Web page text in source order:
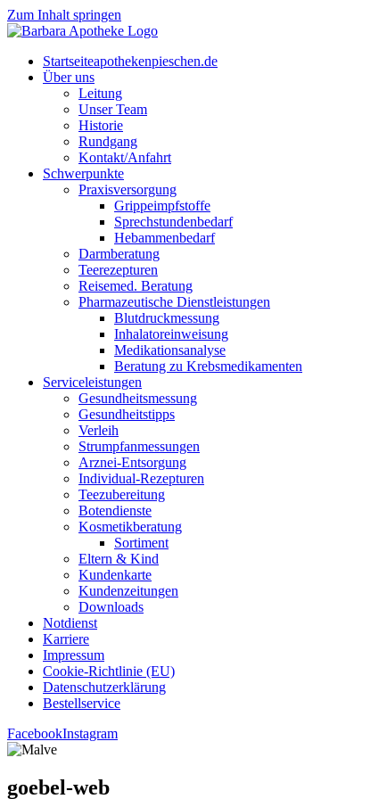
Zum Inhalt springen
Start­sei­teapothekenpieschen.de
Über uns
Lei­tung
Unser Team
His­to­rie
Rund­gang
Kontakt/Anfahrt
Schwer­punk­te
Pra­xis­ver­sor­gung
Grip­pe­impf­stof­fe
Sprech­stun­den­be­darf
Heb­am­men­be­darf
Darm­be­ra­tung
Tee­re­zep­tu­ren
Rei­se­med. Beratung
Phar­ma­zeu­ti­sche Dienstleistungen
Blut­druck­mes­sung
Inha­la­tor­ein­wei­sung
Medi­ka­ti­ons­ana­ly­se
Bera­tung zu Krebsmedikamenten
Ser­vice­leis­tun­gen
Gesund­heits­mes­sung
Gesund­heits­tipps
Ver­leih
Strumpfan­mes­sun­gen
Arz­n­ei-Ent­­sor­­gung
Indi­­vi­­du­al-Rezep­­tu­­ren
Tee­zu­be­rei­tung
Boten­diens­te
Kos­me­tik­be­ra­tung
Sor­ti­ment
Eltern & Kind
Kun­den­kar­te
Kun­den­zei­tun­gen
Down­loads
Not­dienst
Kar­rie­re
Impres­sum
Coo­kie-Rich­t­­li­­nie (EU)
Datenschutz­erklärung
Bestell­ser­vice
FacebookInstagram
goe­bel-web